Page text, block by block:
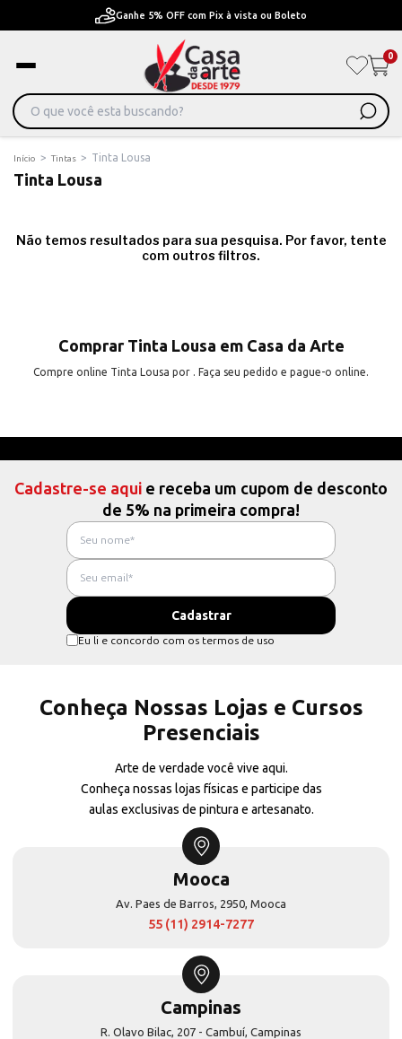
Ganhe 5% OFF com Pix à vista ou Boleto
0
Início > Tintas > Tinta Lousa
Tinta Lousa
Não temos resultados para sua pesquisa. Por favor, tente
com outros filtros.
Comprar Tinta Lousa em Casa da Arte
Compre online Tinta Lousa por . Faça seu pedido e pague-o online.
Cadastre-se aqui e receba um cupom de desconto
de 5% na primeira compra!
Eu li e concordo com os termos de uso
Conheça Nossas Lojas e Cursos
Presenciais
Arte de verdade você vive aqui.
Conheça nossas lojas físicas e participe das
aulas exclusivas de pintura e artesanato.
Mooca
Av. Paes de Barros, 2950, Mooca
55 (11) 2914-7277
Campinas
R. Olavo Bilac, 207 - Cambuí, Campinas